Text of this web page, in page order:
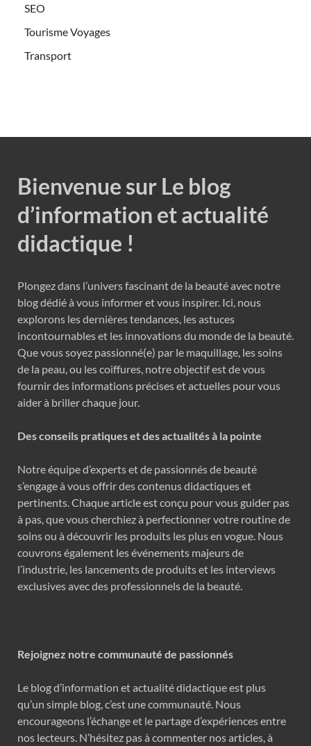
SEO
Tourisme Voyages
Transport
Bienvenue sur Le blog
d’information et actualité
didactique !
Plongez dans l’univers fascinant de la beauté avec notre
blog dédié à vous informer et vous inspirer. Ici, nous
explorons les dernières tendances, les astuces
incontournables et les innovations du monde de la beauté.
Que vous soyez passionné(e) par le maquillage, les soins
de la peau, ou les coiffures, notre objectif est de vous
fournir des informations précises et actuelles pour vous
aider à briller chaque jour.
Des conseils pratiques et des actualités à la pointe
Notre équipe d’experts et de passionnés de beauté
s’engage à vous offrir des contenus didactiques et
pertinents. Chaque article est conçu pour vous guider pas
à pas, que vous cherchiez à perfectionner votre routine de
soins ou à découvrir les produits les plus en vogue. Nous
couvrons également les événements majeurs de
l’industrie, les lancements de produits et les interviews
exclusives avec des professionnels de la beauté.
Rejoignez notre communauté de passionnés
Le blog d’information et actualité didactique est plus
qu’un simple blog, c’est une communauté. Nous
encourageons l’échange et le partage d’expériences entre
nos lecteurs. N’hésitez pas à commenter nos articles, à